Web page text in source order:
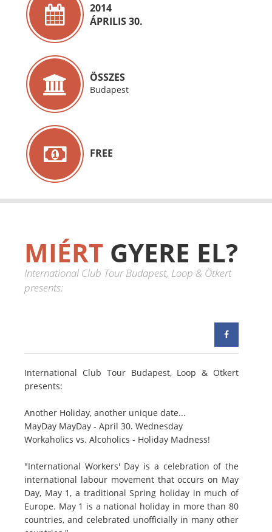
2014
ÁPRILIS 30.
ÖSSZES
Budapest
FREE
MIÉRT GYERE EL?
International Club Tour Budapest, Loop & Ötkert
presents:
International Club Tour Budapest, Loop & Ötkert
presents:
Another Holiday, another unique date...
MayDay MayDay - April 30. Wednesday
Workaholics vs. Alcoholics - Holiday Madness!
"International Workers' Day is a celebration of the
international labour movement that occurs on May
Day, May 1, a traditional Spring holiday in much of
Europe. May 1 is a national holiday in more than 80
countries, and celebrated unofficially in many other